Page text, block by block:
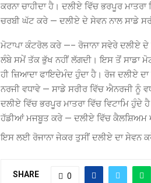
ਕਰਨਾ ਚਾਹੀਦਾ ਹੈ। ਦਲੀਏ ਵਿੱਚ ਭਰਪੂਰ
ਚਰਬੀ ਘੱਟ ਕਰੇ — ਦਲੀਏ ਦੇ ਸੇਵਨ ਨਾਲ ਸਾਡੇ
ਮੋਟਾਪਾ ਕੰਟਰੋਲ ਕਰੇ —– ਰੋਜਾਨਾ ਸਵੇਰੇ ਦਲੀਏ ਦੇ
ਲੰਬੇ ਸਮੇਂ ਤੱਕ ਭੁੱਖ ਨਹੀਂ ਲੱਗਦੀ। ਇਸ ਤੋਂ ਸਾਡਾ
ਹੀ ਜ਼ਿਆਦਾ ਫਾਇਦੇਮੰਦ ਹੁੰਦਾ ਹੈ। ਰੋਜ ਦਲੀਏ
ਨਰਜੀ ਵਧਾਵੇ — ਸਾਡੇ ਸਰੀਰ ਵਿੱਚ ਐਨਰਜੀ
ਦਲੀਏ ਵਿੱਚ ਭਰਪੂਰ ਮਾਤਰਾ ਵਿੱਚ ਵਿਟਾਮਿ ਹੁੰਦੇ
ਹੱਡੀਆਂ ਮਜਬੂਤ ਕਰੇ — ਦਲੀਏ ਵਿੱਚ ਕੈਲਸ਼ਿਅਮ
ਇਸ ਲਈ ਰੋਜਾਨਾ ਜੇਕਰ ਤੁਸੀਂ ਦਲੀਏ ਦਾ ਸੇਵਨ
SHARE 0